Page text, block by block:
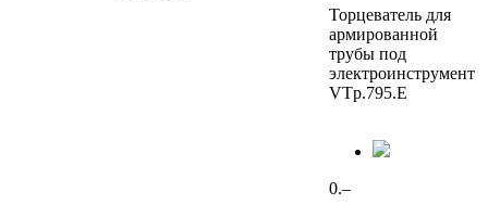
Торцеватель для
армированной
трубы под
электроинструмент
VTp.795.E
0.–